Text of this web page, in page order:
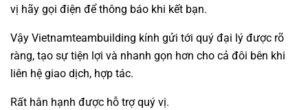
vị hãy gọi điện để thông báo khi kết bạn.
Vậy Vietnamteambuilding kính gửi tới quý đại lý được rõ
ràng, tạo sự tiện lợi và nhanh gọn hơn cho cả đôi bên khi
liên hệ giao dịch, hợp tác.
Rất hân hạnh được hỗ trợ quý vị.